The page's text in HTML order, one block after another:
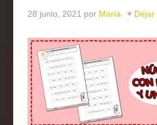
28 junio, 2021 por María